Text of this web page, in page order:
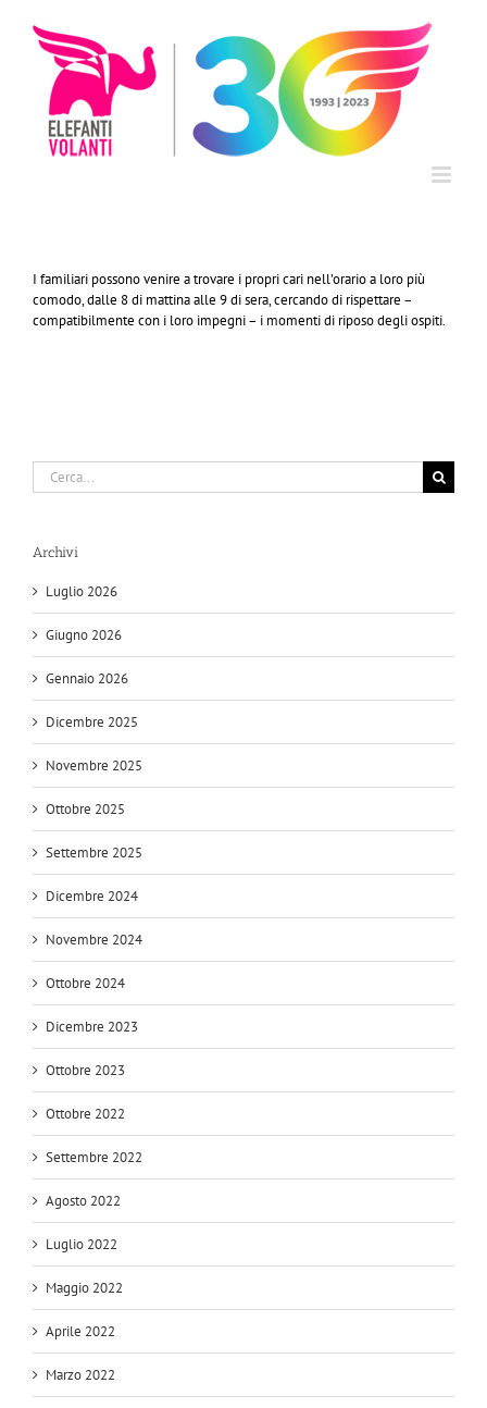
contenuto
I familiari possono venire a trovare i propri cari nell’orario a loro più
comodo, dalle 8 di mattina alle 9 di sera, cercando di rispettare –
compatibilmente con i loro impegni – i momenti di riposo degli ospiti.
Cerca
per:
Archivi
Luglio 2026
Giugno 2026
Gennaio 2026
Dicembre 2025
Novembre 2025
Ottobre 2025
Settembre 2025
Dicembre 2024
Novembre 2024
Ottobre 2024
Dicembre 2023
Ottobre 2023
Ottobre 2022
Settembre 2022
Agosto 2022
Luglio 2022
Maggio 2022
Aprile 2022
Marzo 2022